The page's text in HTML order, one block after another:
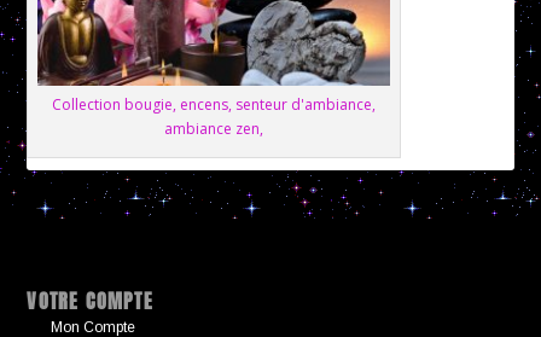
Collection bougie, encens, senteur d'ambiance,
ambiance zen,
VOTRE COMPTE
Mon Compte